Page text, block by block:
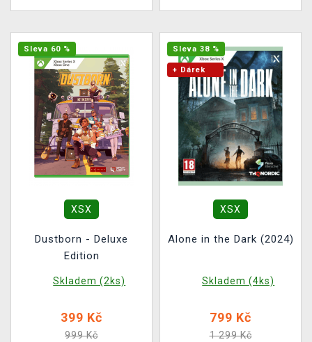
Sleva 60 %
XSX
Dustborn - Deluxe
Edition
Skladem (2ks)
399 Kč
999 Kč
Sleva 38 %
+ Dárek
XSX
Alone in the Dark (2024)
Skladem (4ks)
799 Kč
1 299 Kč